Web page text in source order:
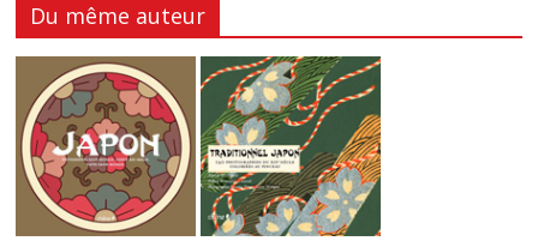
Du même auteur